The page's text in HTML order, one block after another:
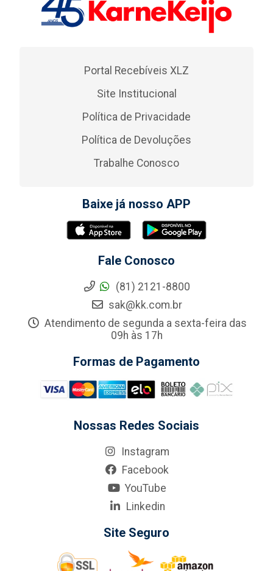
Portal Recebíveis XLZ
Site Institucional
Política de Privacidade
Política de Devoluções
Trabalhe Conosco
Baixe já nosso APP
Fale Conosco
(81) 2121-8800
sak@kk.com.br
Atendimento de segunda a sexta-feira das
09h às 17h
Formas de Pagamento
Nossas Redes Sociais
Instagram
Facebook
YouTube
Linkedin
Site Seguro